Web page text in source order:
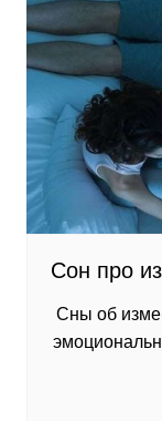
Сон про
Сны об